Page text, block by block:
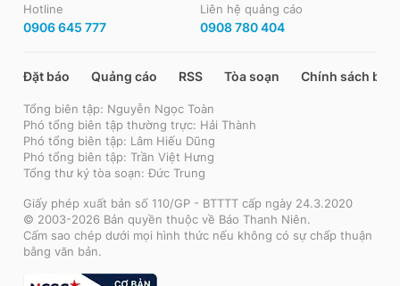
Hotline
0906 645 777
Liên hệ quảng cáo
0908 780 404
Đặt báo Quảng cáo RSS Tòa soạn Chính sách bảo
Tổng biên tập: Nguyễn Ngọc Toàn
Phó tổng biên tập thường trực: Hải Thành
Phó tổng biên tập: Lâm Hiếu Dũng
Phó tổng biên tập: Trần Việt Hưng
Tổng thư ký tòa soạn: Đức Trung
Giấy phép xuất bản số 110/GP - BTTTT cấp ngày 24.3.2020
© 2003-2026 Bản quyền thuộc về Báo Thanh Niên.
Cấm sao chép dưới mọi hình thức nếu không có sự chấp thuận
bằng văn bản.